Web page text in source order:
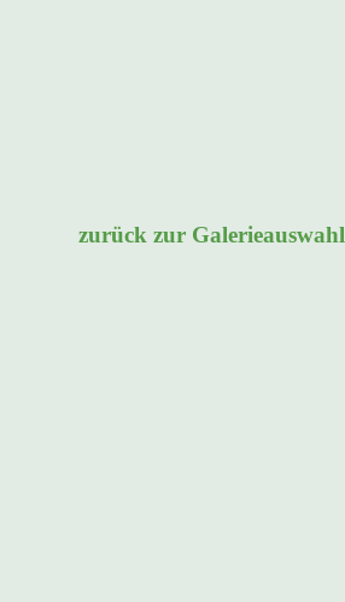
zurück zur Galerieauswahl